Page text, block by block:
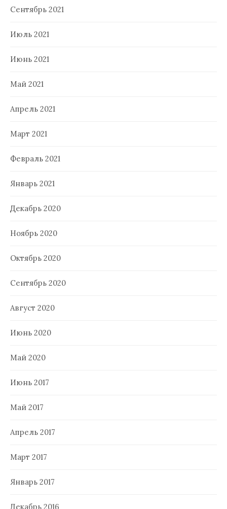
Сентябрь 2021
Июль 2021
Июнь 2021
Май 2021
Апрель 2021
Март 2021
Февраль 2021
Январь 2021
Декабрь 2020
Ноябрь 2020
Октябрь 2020
Сентябрь 2020
Август 2020
Июнь 2020
Май 2020
Июнь 2017
Май 2017
Апрель 2017
Март 2017
Январь 2017
Декабрь 2016